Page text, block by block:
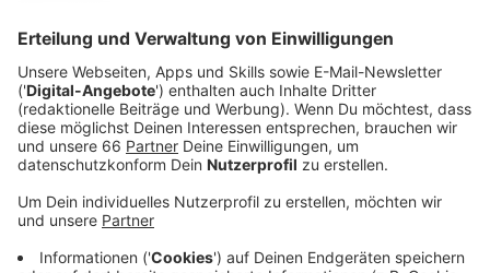
Wer in Düsseldorf vor den Sommerferien noch einen
neuen Ausweis oder Reisepass braucht, kann dafür am
kommenden Dienstag, 9. Juni 2026, ausnahmsweise
auch denAquazoonutzen. Dort macht das Pop-up-
Bürgerbüro von 9 bis 15 Uhr Station. Das Angebot ist
vor allem vor der Urlaubssaison praktisch, weil die
Bearbeitung von Ausweisen und Reisepässen in der
Regel drei bis vier Wochen dauert.
Anzeige